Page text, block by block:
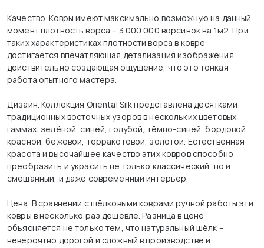
Качество. Ковры имеют максимально возможную на данный
момент плотность ворса – 3.000.000 ворсинок на 1м2. При
таких характеристиках плотности ворса в ковре
достигается впечатляющая детализация изображения,
действительно создающая ощущение, что это тонкая
работа опытного мастера.
Дизайн. Коллекция Oriental Silk представлена десятками
традиционных восточных узоров в нескольких цветовых
гаммах: зелёной, синей, голубой, тёмно-синей, бордовой,
красной, бежевой, терракотовой, золотой. Естественная
красота и высочайшее качество этих ковров способно
преобразить и украсить не только классический, но и
смешанный, и даже современный интерьер.
Цена. В сравнении с шёлковыми коврами ручной работы эти
ковры в несколько раз дешевле. Разница в цене
объясняется не только тем, что натуральный шёлк –
невероятно дорогой и сложный в производстве и